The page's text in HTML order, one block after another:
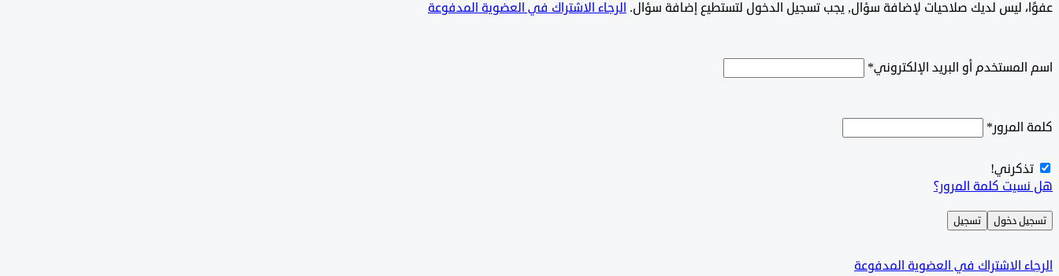
‫‫‫عفوًا، ليس لديك صلاحيات لإضافة سؤال, يجب تسجيل الدخول لتستطيع إضافة سؤال. الرجاء الاشتراك في العضوية المدفوعة
اسم المستخدم أو البريد الإلكتروني*
كلمة المرور*
تذكرني!
هل نسيت كلمة المرور؟
تسجيل دخول تسجيل
الرجاء الاشتراك في العضوية المدفوعة